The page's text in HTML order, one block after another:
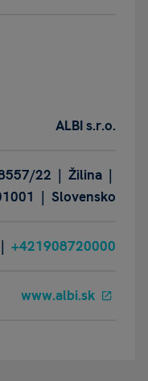
ALBI s.r.o.
22 | Žilina |
| Slovensko
| +421908720000
www.albi.sk